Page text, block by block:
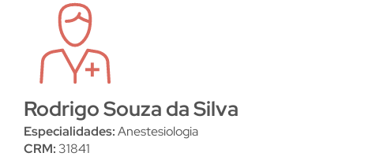
Rodrigo Souza da Silva
Especialidades:Anestesiologia
CRM: 31841